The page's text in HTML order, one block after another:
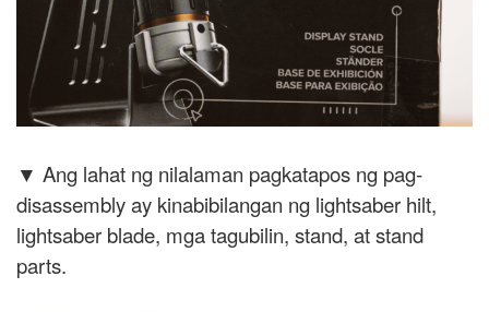
▼ Ang lahat ng nilalaman pagkatapos ng pag-
disassembly ay kinabibilangan ng lightsaber hilt,
lightsaber blade, mga tagubilin, stand, at stand
parts.